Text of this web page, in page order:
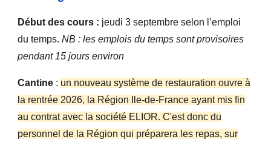
Début des cours : jeudi 3 septembre selon l’emploi
du temps.NB : les emplois du temps sont provisoires
pendant 15 jours environ
Cantine : un nouveau système de restauration ouvre à
la rentrée 2026, la Région Ile-de-France ayant mis fin
au contrat avec la société ELIOR. C'est donc du
personnel de la Région qui préparera les repas, sur